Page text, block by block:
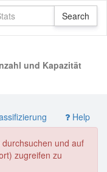
und Kapazität
Help
und auf
zugreifen zu